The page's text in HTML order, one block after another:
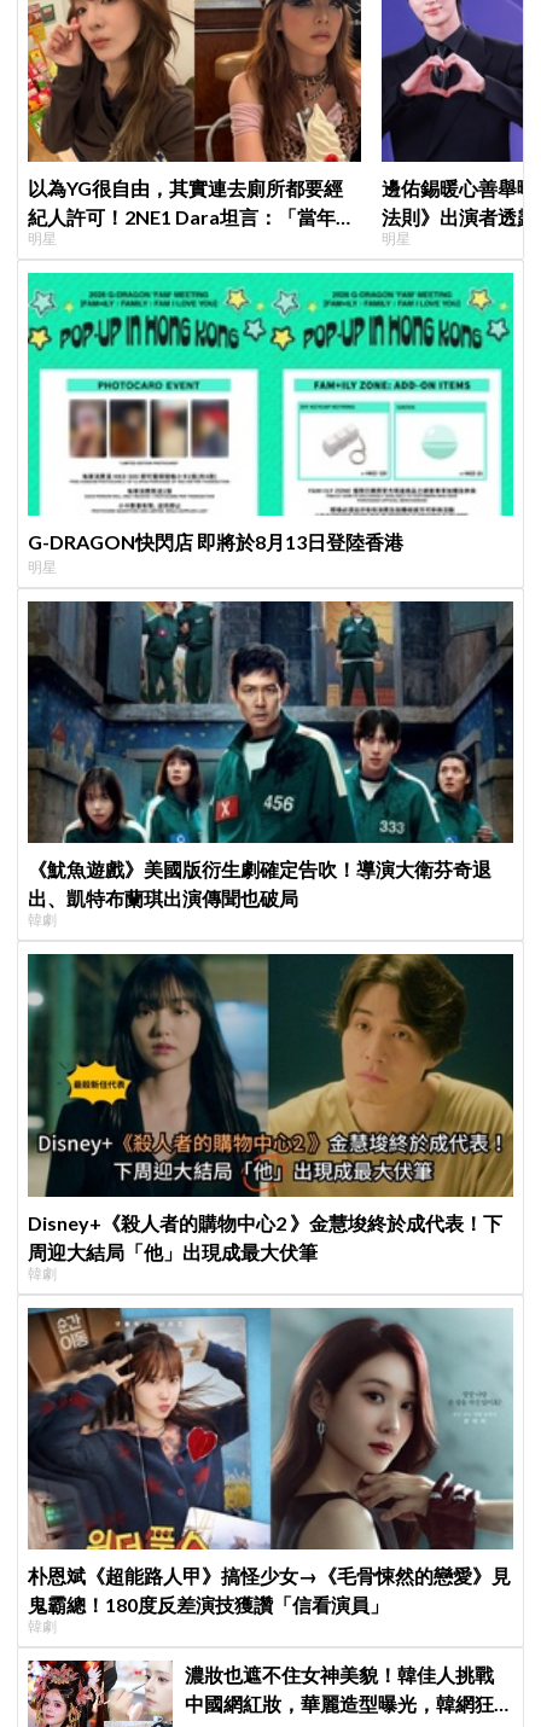
以為YG很自由，其實連去廁所都要經
紀人許可！2NE1 Dara坦言：「當年超
羨慕少女時代」
明星
邊佑錫暖心善舉
法則》出演者透
患者順利完成治療
明星
G-DRAGON快閃店 即將於8月13日登陸香港
明星
《魷魚遊戲》美國版衍生劇確定告吹！導演大衛芬奇退
出、凱特布蘭琪出演傳聞也破局
韓劇
Disney+《殺人者的購物中心2 》金慧埈終於成代表！下
周迎大結局「他」出現成最大伏筆
韓劇
朴恩斌《超能路人甲》搞怪少女→《毛骨悚然的戀愛》見
鬼霸總！180度反差演技獲讚「信看演員」
韓劇
濃妝也遮不住女神美貌！韓佳人挑戰
中國網紅妝，華麗造型曝光，韓網狂